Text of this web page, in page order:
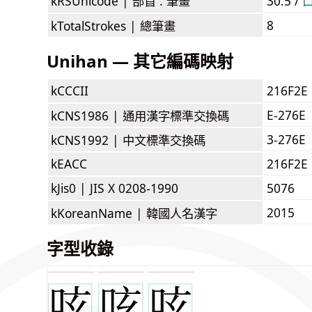
kTotalStrokes | 總筆畫 8
Unihan — 其它編碼映射
kCCCII
216F2E
kCNS1986 | 通用漢字標準交換碼
E-276E
kCNS1992 | 中文標準交換碼
3-276E
kEACC
216F2E
kJis0 | JIS X 0208-1990
5076
kKoreanName | 韓國人名漢字 2015
字型收錄